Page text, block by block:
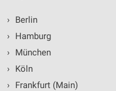
›
Berlin
›
Hamburg
›
München
›
Köln
›
Frankfurt (Main)